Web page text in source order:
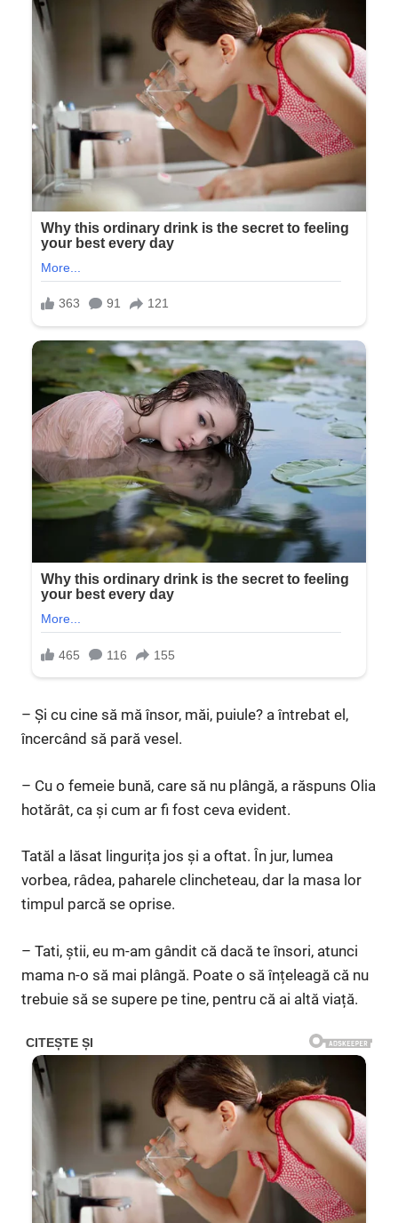
– Și cu cine să mă însor, măi, puiule? a întrebat el,
încercând să pară vesel.
– Cu o femeie bună, care să nu plângă, a răspuns Olia
hotărât, ca și cum ar fi fost ceva evident.
Tatăl a lăsat lingurița jos și a oftat. În jur, lumea
vorbea, râdea, paharele clincheteau, dar la masa lor
timpul parcă se oprise.
– Tati, știi, eu m-am gândit că dacă te însori, atunci
mama n-o să mai plângă. Poate o să înțeleagă că nu
trebuie să se supere pe tine, pentru că ai altă viață.